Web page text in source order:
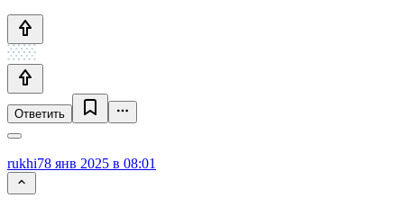
Ответить
rukhi78 янв 2025 в 08:01